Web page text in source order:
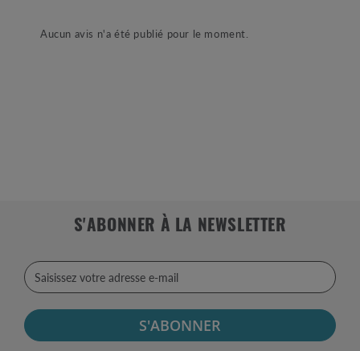
Aucun avis n'a été publié pour le moment.
S'ABONNER À LA NEWSLETTER
S'ABONNER